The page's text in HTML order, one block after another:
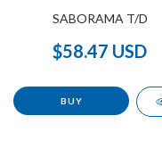
SABORAMA T/D
$58.47 USD